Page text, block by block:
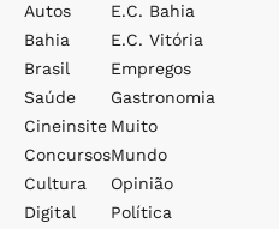
Autos
Bahia
Brasil
Saúde
Cineinsite
Concursos
Cultura
Digital
E.c. Bahia
E.c. Vitória
Empregos
Gastronomia
Muito
Mundo
Opinião
Política